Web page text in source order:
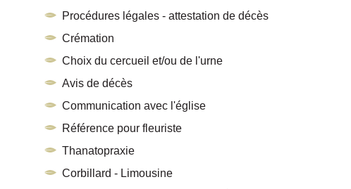
Procédures légales - attestation de décès
Crémation
Choix du cercueil et/ou de l'urne
Avis de décès
Communication avec l'église
Référence pour fleuriste
Thanatopraxie
Corbillard - Limousine